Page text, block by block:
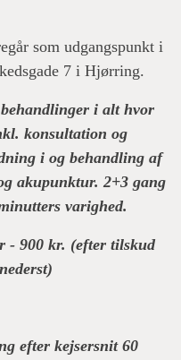
som udgangspunkt i
7 i Hjørring.
i alt hvor
konsultation og
i og behandling af
akupunktur. 2+3 gang
varighed.
- 900 kr. (efter tilskud
efter kejsersnit 60